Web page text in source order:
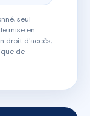
seul
mise en
droit d'accès,
de